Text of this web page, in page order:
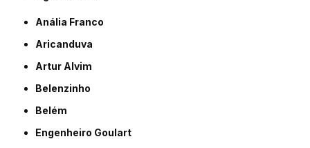
Anália Franco
Aricanduva
Artur Alvim
Belenzinho
Belém
Engenheiro Goulart